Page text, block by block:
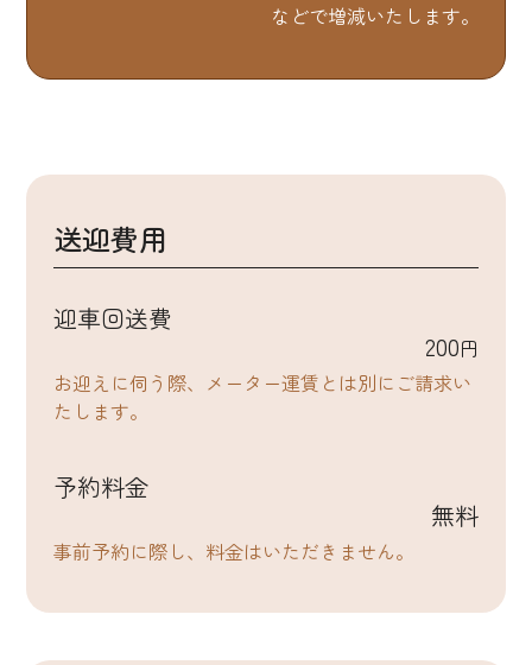
などで増減いたします。
送迎費用
迎車回送費
200円
お迎えに伺う際、メーター運賃とは別にご請求い
たします。
予約料金
無料
事前予約に際し、料金はいただきません。